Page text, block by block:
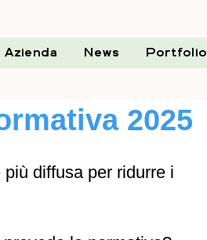
Azienda News Portfolio
2025
diffusa per ridurre i